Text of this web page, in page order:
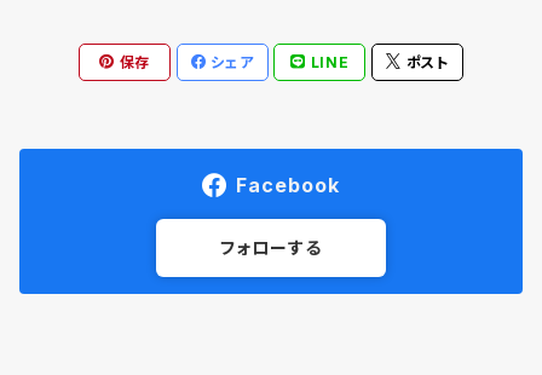
保存 シェア LINE ポスト
Facebook
フォローする